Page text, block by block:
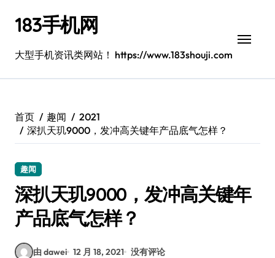
183手机网
大型手机资讯类网站！ https://www.183shouji.com
首页 趣闻
2021
深扒天玑9000，发冲高关键年产品底气怎样？
趣闻
深扒天玑9000，发冲高关键年
产品底气怎样？
由 dawei 12 月 18, 2021 没有评论